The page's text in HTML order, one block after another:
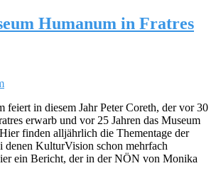
Humanum in Fratres
feiert in diesem Jahr Peter Coreth, der vor 30
erwarb und vor 25 Jahren das Museum
finden alljährlich die Thementage der
denen KulturVision schon mehrfach
ein Bericht, der in der NÖN von Monika